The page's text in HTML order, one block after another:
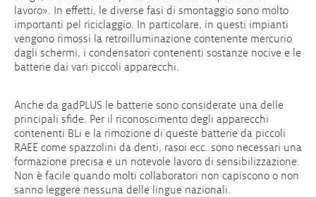
lavoro». In effetti, le diverse fasi di smontaggio sono molto
importanti pel riciclaggio. In particolare, in questi impianti
vengono rimossi la retroilluminazione contenente mercurio
dagli schermi, i condensatori contenenti sostanze nocive e le
batterie dai vari piccoli apparecchi.
Anche da gadPLUS le batterie sono considerate una delle
principali sfide. Per il riconoscimento degli apparecchi
contenenti BLi e la rimozione di queste batterie da piccoli
RAEE come spazzolini da denti, rasoi ecc. sono necessari una
formazione precisa e un notevole lavoro di sensibilizzazione.
Non è facile quando molti collaboratori non capiscono o non
sanno leggere nessuna delle lingue nazionali.